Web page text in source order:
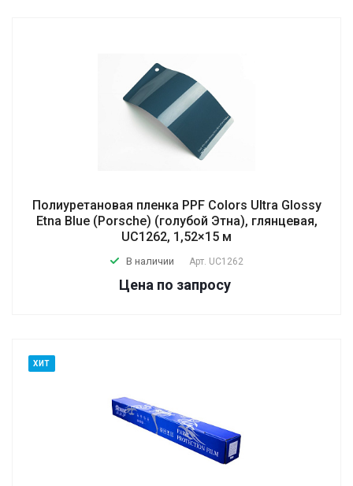
Полиуретановая пленка PPF Colors Ultra Glossy
Etna Blue (Porsche) (голубой Этна), глянцевая,
UC1262, 1,52×15 м
В наличии Арт. UC1262
Цена по запросу
ХИТ